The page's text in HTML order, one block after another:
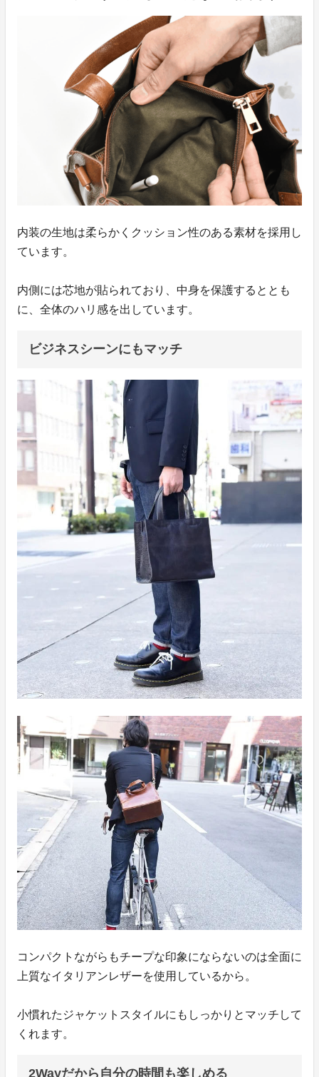
内装の生地は柔らかくクッション性のある素材を採用し
ています。
内側には芯地が貼られており、中身を保護するととも
に、全体のハリ感を出しています。
ビジネスシーンにもマッチ
コンパクトながらもチープな印象にならないのは全面に
上質なイタリアンレザーを使用しているから。
小慣れたジャケットスタイルにもしっかりとマッチして
くれます。
2Wayだから自分の時間も楽しめる